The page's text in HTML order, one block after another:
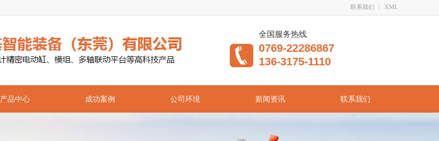
联系我们 XML
全国服务热线
0769-22286867
136-3175-1110
产品中心 成功案例 公司环境 新闻资讯 联系我们